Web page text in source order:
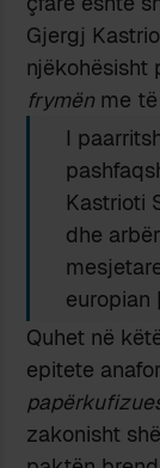
Gjergj
njëkohësisht
frymën me
I
Kastrioti
dhe
europian
Quhet në
epitete
zakonisht